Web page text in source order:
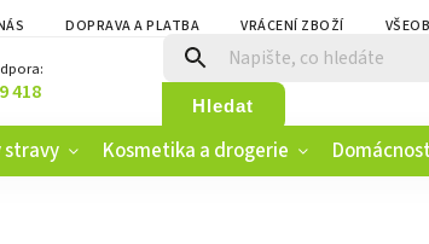
DOPRAVA A PLATBA VRÁCENÍ ZBOŽÍ
418 Hledat
stravy Kosmetika a drogerie